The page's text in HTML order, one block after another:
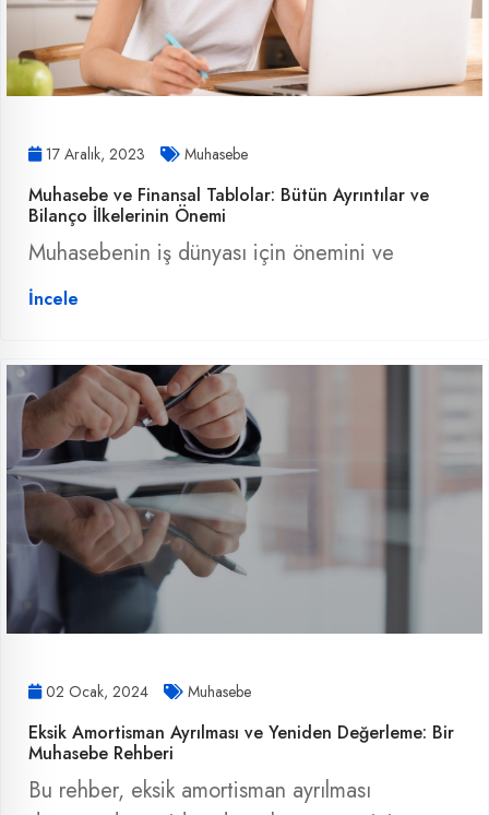
17 Aralık, 2023 Muhasebe
Muhasebe ve Finansal Tablolar: Bütün Ayrıntılar ve
Bilanço İlkelerinin Önemi
Muhasebenin iş dünyası için önemini ve
İncele
02 Ocak, 2024 Muhasebe
Eksik Amortisman Ayrılması ve Yeniden Değerleme: Bir
Muhasebe Rehberi
Bu rehber, eksik amortisman ayrılması